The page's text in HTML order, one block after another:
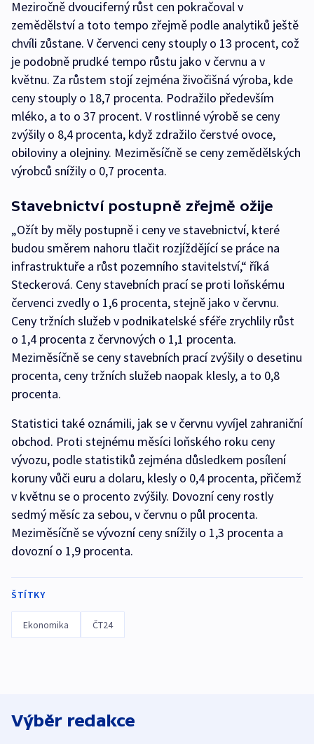
Meziročně dvouciferný růst cen pokračoval v
zemědělství a toto tempo zřejmě podle analytiků ještě
chvíli zůstane. V červenci ceny stouply o 13 procent, což
je podobně prudké tempo růstu jako v červnu a v
květnu. Za růstem stojí zejména živočišná výroba, kde
ceny stouply o 18,7 procenta. Podražilo především
mléko, a to o 37 procent. V rostlinné výrobě se ceny
zvýšily o 8,4 procenta, když zdražilo čerstvé ovoce,
obiloviny a olejniny. Meziměsíčně se ceny zemědělských
výrobců snížily o 0,7 procenta.
Stavebnictví postupně zřejmě ožije
„Ožít by měly postupně i ceny ve stavebnictví, které
budou směrem nahoru tlačit rozjíždějící se práce na
infrastruktuře a růst pozemního stavitelství,“ říká
Steckerová. Ceny stavebních prací se proti loňskému
červenci zvedly o 1,6 procenta, stejně jako v červnu.
Ceny tržních služeb v podnikatelské sféře zrychlily růst
o 1,4 procenta z červnových o 1,1 procenta.
Meziměsíčně se ceny stavebních prací zvýšily o desetinu
procenta, ceny tržních služeb naopak klesly, a to 0,8
procenta.
Statistici také oznámili, jak se v červnu vyvíjel zahraniční
obchod. Proti stejnému měsíci loňského roku ceny
vývozu, podle statistiků zejména důsledkem posílení
koruny vůči euru a dolaru, klesly o 0,4 procenta, přičemž
v květnu se o procento zvýšily. Dovozní ceny rostly
sedmý měsíc za sebou, v červnu o půl procenta.
Meziměsíčně se vývozní ceny snížily o 1,3 procenta a
dovozní o 1,9 procenta.
ŠTÍTKY
Ekonomika ČT24
Výběr redakce